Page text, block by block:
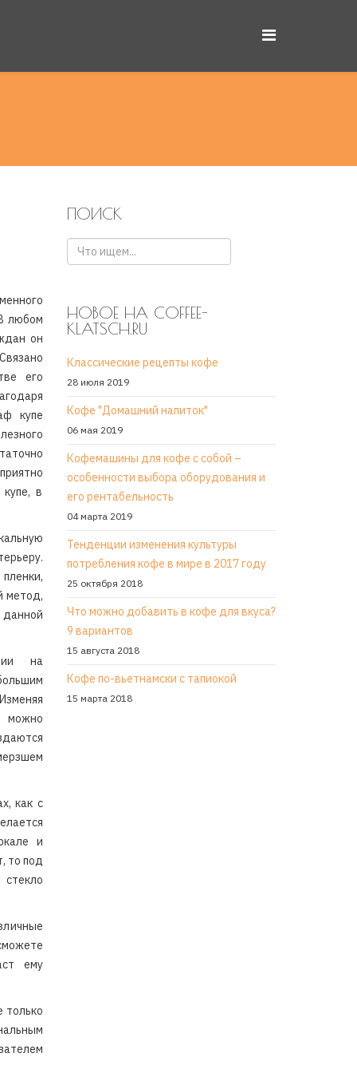
любом
он
его
купе
в
метод,
на
можно
как с
и
то под
ему
только
ПОИСК
НОВОЕ НА COFFEE-
KLATSCH.RU
Классические рецепты кофе
28 июля 2019
Кофе "Домашний напиток"
06 мая 2019
Кофемашины для кофе с собой –
особенности выбора оборудования и
его рентабельность
04 марта 2019
Тенденции изменения культуры
потребления кофе в мире в 2017 году
25 октября 2018
Что можно добавить в кофе для вкуса?
9 вариантов
15 августа 2018
Кофе по-вьетнамски с тапиокой
15 марта 2018